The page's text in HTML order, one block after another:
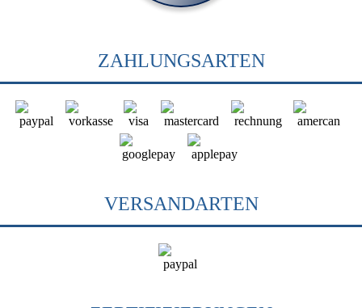
ZAHLUNGSARTEN
VERSANDARTEN